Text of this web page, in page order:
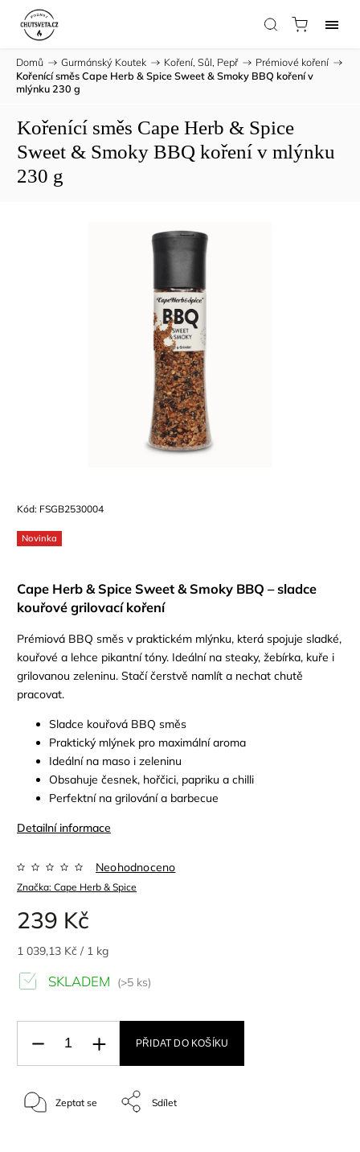
Domů / Gurmánský Koutek / Koření, Sůl, Pepř / Prémiové koření /
Kořenící směs Cape Herb & Spice Sweet & Smoky BBQ koření v
mlýnku 230 g
Kořenící směs Cape Herb & Spice
Sweet & Smoky BBQ koření v mlýnku
230 g
Kód: FSGB2530004
Novinka
Cape Herb & Spice Sweet & Smoky BBQ – sladce
kouřové grilovací koření
Prémiová BBQ směs v praktickém mlýnku, která spojuje sladké,
kouřové a lehce pikantní tóny. Ideální na steaky, žebírka, kuře i
grilovanou zeleninu. Stačí čerstvě namlít a nechat chutě
pracovat.
Sladce kouřová BBQ směs
Praktický mlýnek pro maximální aroma
Ideální na maso i zeleninu
Obsahuje česnek, hořčici, papriku a chilli
Perfektní na grilování a barbecue
Detailní informace
Značka: Cape Herb & Spice
Neohodnoceno
239 Kč
1 039,13 Kč / 1 kg
SKLADEM (>5 ks)
PŘIDAT DO KOŠÍKU
Zeptat se Sdílet